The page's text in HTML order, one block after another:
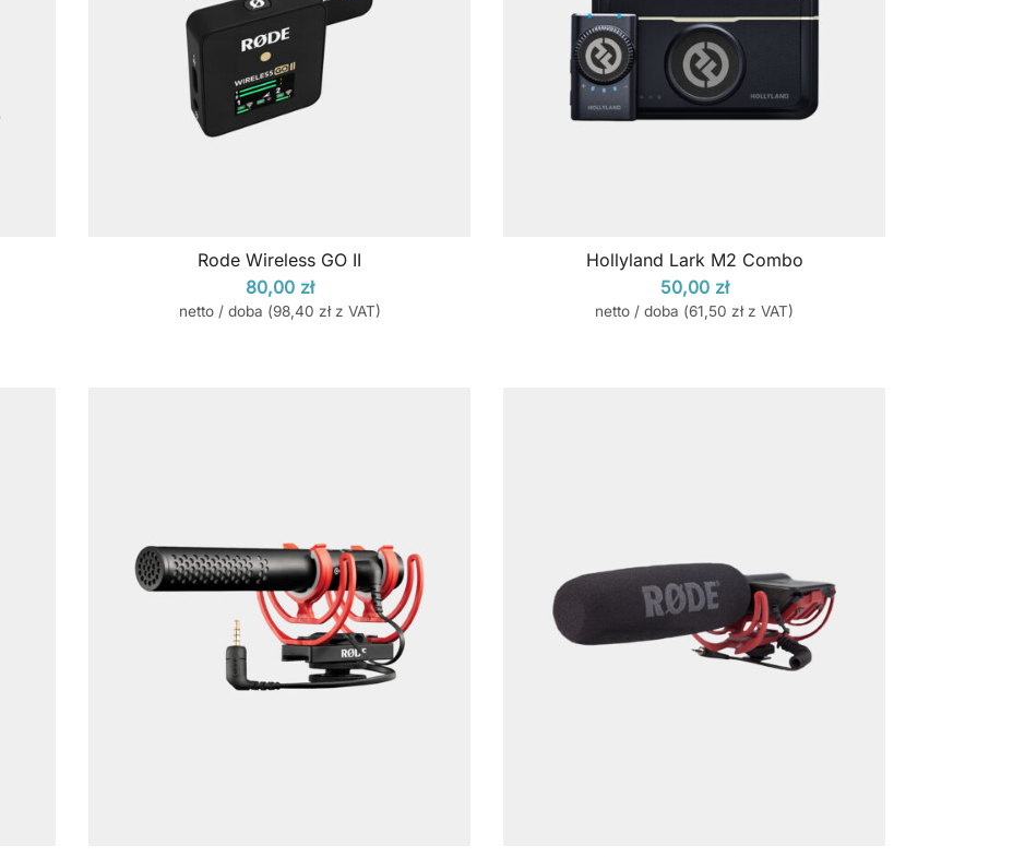
Rode Wireless GO II
80,00 zł
netto / doba (98,40 złz VAT)
Hollyland Lark M2 Combo
50,00 zł
netto / doba (61,50 złz VAT)